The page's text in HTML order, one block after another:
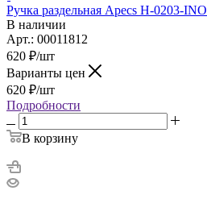
Ручка раздельная Apecs H-0203-
В наличии
Арт.: 00011812
620 ₽/шт
Варианты цен
620 ₽/шт
Подробности
В корзину